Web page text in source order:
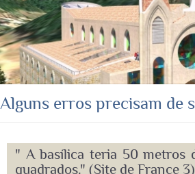
Alguns erros precisam de
" A basílica teria 50 metros
quadrados." (Site de France 3)